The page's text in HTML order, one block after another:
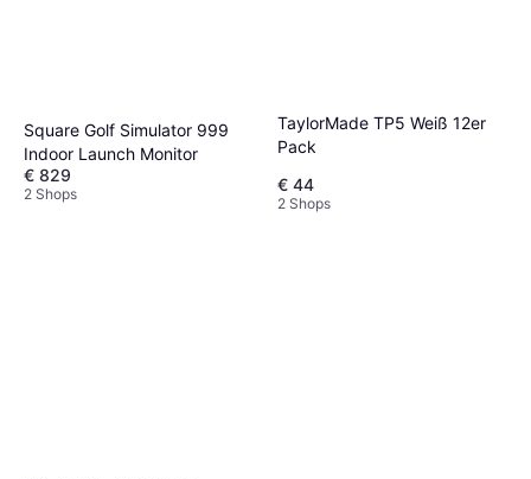
Square Golf Simulator 999
Indoor Launch Monitor
€ 829
2 Shops
TaylorMade TP5 Weiß 12er
Pack
€ 44
2 Shops